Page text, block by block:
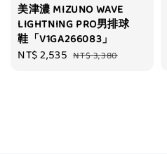
美津濃 MIZUNO WAVE
LIGHTNING PRO男排球
鞋「V1GA266083」
Sale
NT$ 2,535 Regular
NT$ 3,380